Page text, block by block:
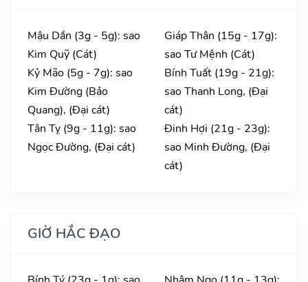
Mậu Dần (3g - 5g): sao
Kim Quỹ (Cát)
Kỷ Mão (5g - 7g): sao
Kim Đường (Bảo
Quang), (Đại cát)
Tân Tỵ (9g - 11g): sao
Ngọc Đường, (Đại cát)
Giáp Thân (15g - 17g):
sao Tư Mệnh (Cát)
Bính Tuất (19g - 21g):
sao Thanh Long, (Đại
cát)
Đinh Hợi (21g - 23g):
sao Minh Đường, (Đại
cát)
GIỜ HẮC ĐẠO